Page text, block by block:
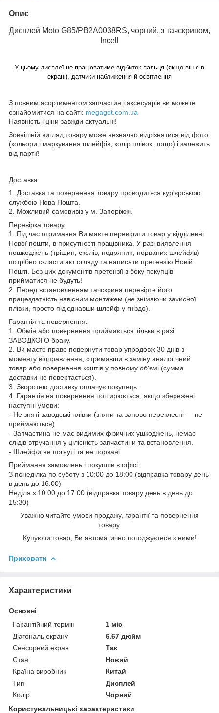
Опис
Дисплей Moto G85/PB2A0038RS, чорний, з тачскрином,
Incell
У цьому дисплеї не працюватиме відбиток пальця (якщо він є в
екрані), датчики наближення й освітлення
З повним асортиментом запчастин і аксесуарів ви можете
ознайомитися на сайті: megaget.com.ua
Наявність і ціни завжди актуальні!
Зовнішній вигляд товару може незначно відрізнятися від фото
(кольори і маркування шлейфів, колір плівок, тощо) і залежить
від партії!
Доставка:
1. Доставка та повернення товару проводиться кур'єрською
службою Нова Пошта.
2. Можливий самовивіз у м. Запоріжжі.
Перевірка товару:
1. Під час отримання Ви маєте перевірити товар у відділенні
Нової пошти, в присутності працівника. У разі виявлення
пошкоджень (тріщин, сколів, подряпин, порваних шлейфів)
потрібно скласти акт огляду та написати претензію Новій
Пошті. Без цих документів претензії з боку покупців
прийматися не будуть!
2. Перед встановленням тачскрина перевірте його
працездатність навісним монтажем (не знімаючи захисної
плівки, просто під'єднавши шлейф у гніздо).
Гарантія та повернення:
1. Обмін або повернення приймається тільки в разі
ЗАВОДКОГО браку.
2. Ви маєте право повернути товар упродовж 30 днів з
моменту відправлення, отримавши в заміну аналогічний
товар або повернення коштів у повному об'ємі (сумма
доставки не повертається).
3. Зворотню доставку оплачує покупець.
4. Гарантія на повернення поширюється, якщо збережені
наступні умови:
- Не зняті заводські плівки (зняти та заново переклеєні — не
приймаються)
- Запчастина не має видимих фізичних ушкоджень, немає
слідів втручання у цілісність запчастини та встановлення.
- Шлейфи не погнуті та не порвані.
Приймання замовлень і покупців в офісі:
З понеділка по суботу з 10:00 до 18:00 (відправка товару день
в день до 16:00)
Неділя з 10:00 до 17:00 (відправка товару день в день до
15:30)
Уважно читайте умови продажу, гарантії та повернення
товару.
Купуючи товар, Ви автоматично погоджуєтеся з ними!
Приховати
Характеристики
Основні
Гарантійний термін
1 міс
Діагональ екрану
6.67 дюйм
Сенсорний екран
Так
Стан
Новий
Країна виробник
Китай
Тип
Дисплей
Колір
Чорний
Користувальницькі характеристики